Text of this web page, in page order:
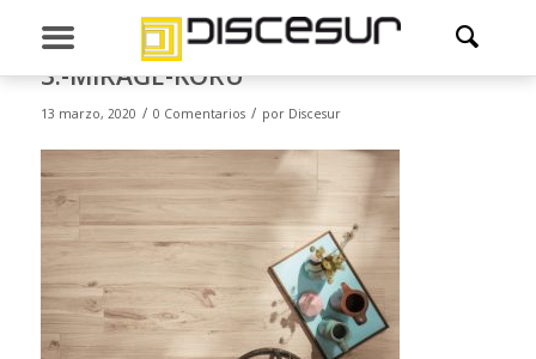
3.-MIRAGE-KORU
13 marzo, 2020 / 0 Comentarios / por Discesur